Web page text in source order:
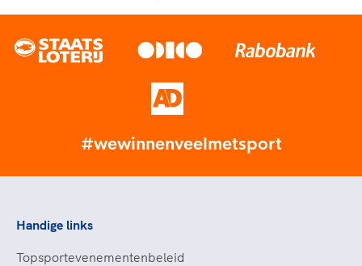
#wewinnenveelmetsport
Handige links
Topsportevenementenbeleid